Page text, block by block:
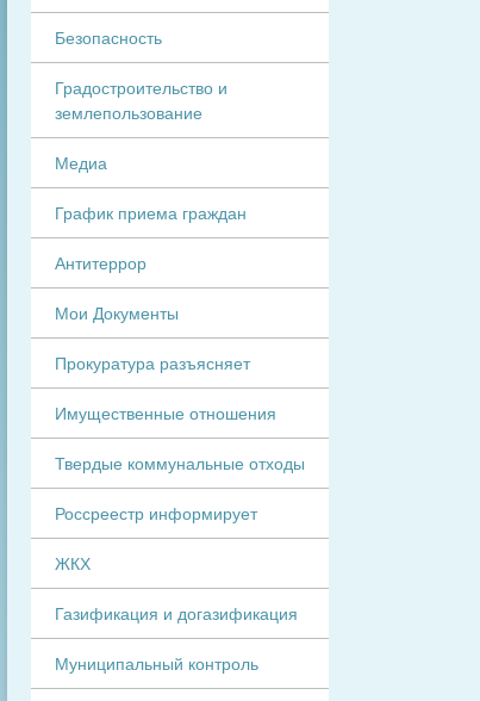
Безопасность
Градостроительство и
землепользование
Медиа
График приема граждан
Антитеррор
Мои Документы
Прокуратура разъясняет
Имущественные отношения
Твердые коммунальные отходы
Россреестр информирует
ЖКХ
Газификация и догазификация
Муниципальный контроль